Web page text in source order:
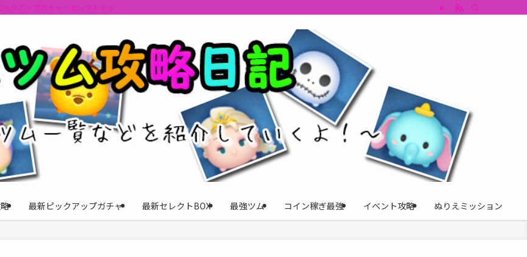
クアップガチャ・セレクトボックスの情報を最速で提供しビンゴのおすすめツム・キャラ評価も丁寧に解説。ツムツムイベント、ツムツム攻略、ツムツ
最新ピックアップガチャ 最新セレクトBOX 最強ツム コイン稼ぎ最強 イベント攻略 ぬりえミッション